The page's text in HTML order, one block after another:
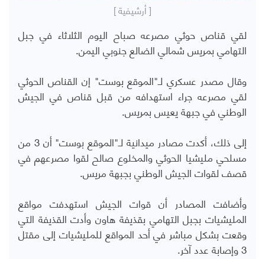
[ أرشيفية ]
لقي قناص حوثي مصرعه صباح اليوم الثلاثاء في جبل
التهامي بمريس شمالي الضالع جنوبي اليمن.
وقال مصدر عسكري لـ"الموقع بوست" إن القناص الحوثي
لقي مصرعه جراء استهدافه من قبل قناص في الجيش
الوطني في جبهة يعيس بمريس.
إلى ذلك، أكدت مصادر ميدانية لـ"الموقع بوست" أن 3 من
مسلحي مليشيا الحوثي والمخلوع صالح لقوا مصرعهم في
قصف لقوات الجيش الوطني بجبهة مريس.
وأضافت المصادر أن قوات الجيش استهدفت مواقع
المليشيات بجبل التهامي بقذيفة هاون وأدت القذيفة التي
وقعت بشكل مباشر في أحد المواقع للمليشيات إلى مقتل
3 وإصابة عدد آخر.